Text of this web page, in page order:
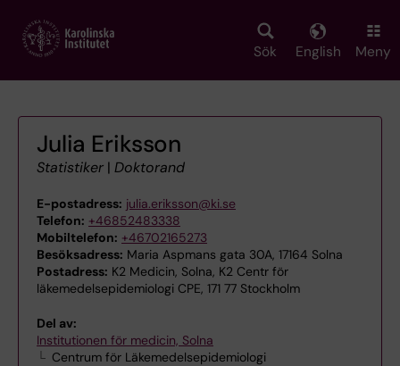
main
Sök English Meny
Julia Eriksson
Statistiker | Doktorand
E-postadress: julia.eriksson@ki.se
Telefon: +46852483338
Mobiltelefon: +46702165273
Besöksadress: Maria Aspmans gata 30A, 17164 Solna
Postadress: K2 Medicin, Solna, K2 Centr för
läkemedelsepidemiologi CPE, 171 77 Stockholm
Del av:
Institutionen för medicin, Solna
Centrum för Läkemedelsepidemiologi